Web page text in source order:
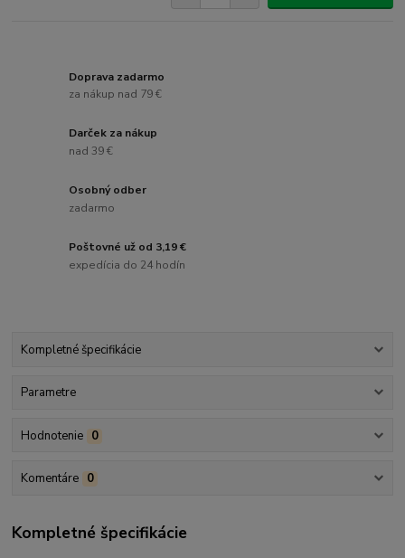
Doprava zadarmo
za nákup nad 79 €
Darček za nákup
nad 39 €
Osobný odber
zadarmo
Poštovné už od 3,19 €
expedícia do 24 hodín
Kompletné špecifikácie
Parametre
Hodnotenie 0
Komentáre 0
Kompletné špecifikácie